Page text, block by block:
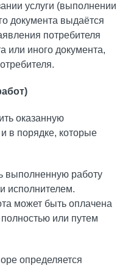
услуги (выполнении
документа выдаётся
потребителя
или иного документа,
оказанную
в порядке, которые
выполненную работу
исполнителем.
может быть оплачена
или путем
определяется